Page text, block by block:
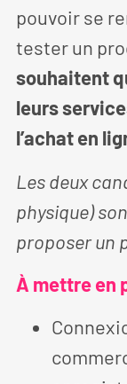
pouvoir se
tester un
souhaitent
leurs
l’achat en
Les deux
physique)
proposer un
À mettre en